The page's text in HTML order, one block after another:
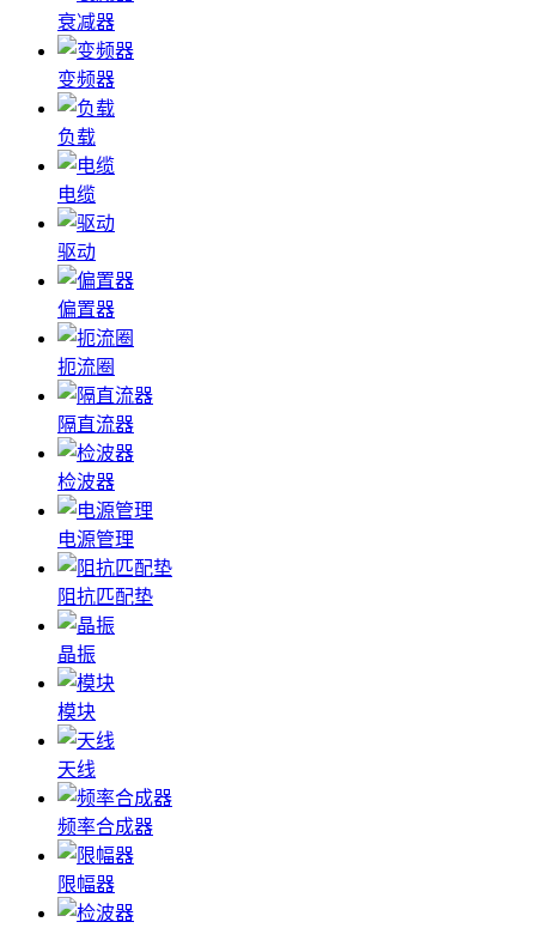
衰减器
变频器
负载
电缆
驱动
偏置器
扼流圈
隔直流器
检波器
电源管理
阻抗匹配垫
晶振
模块
天线
频率合成器
限幅器